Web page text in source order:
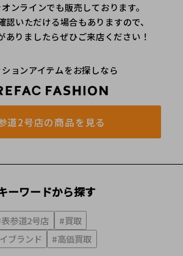
ンラインでも販売しております。
認いただける場合もありますので、
ありましたらぜひご来店ください！
ションアイテムをお探しなら
道2号店の商品を見る
ーワードから探す
参道2号店
#買取
ブランド
#高価買取